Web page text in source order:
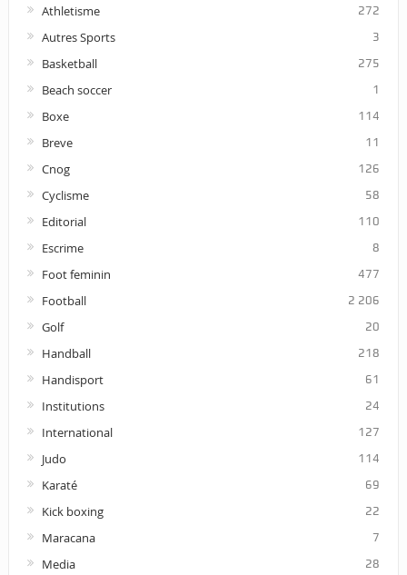
Athletisme 272
Autres Sports 3
Basketball 275
Beach soccer 1
Boxe 114
Breve 11
Cnog 126
Cyclisme 58
Editorial 110
Escrime 8
Foot feminin 477
Football 2 206
Golf 20
Handball 218
Handisport 61
Institutions 24
International 127
Judo 114
Karaté 69
Kick boxing 22
Maracana 7
Media 28